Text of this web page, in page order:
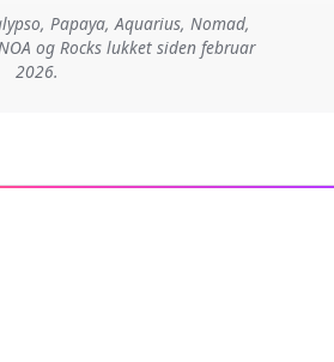
Papaya, Aquarius, Nomad,
og Rocks lukket siden februar
2026.